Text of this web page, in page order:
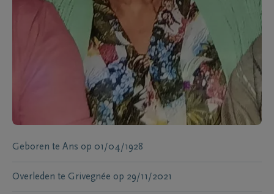
Geboren te Ans op 01/04/1928
Overleden te Grivegnée op 29/11/2021